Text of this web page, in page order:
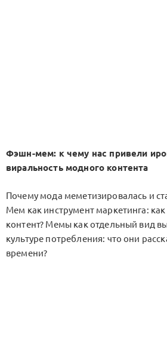
Фэшн-мем: к чему нас привели
виральность модного контента
Почему мода меметизировалась и
Мем как инструмент маркетинга:
контент? Мемы как отдельный вид
культуре потребления: что они
времени?